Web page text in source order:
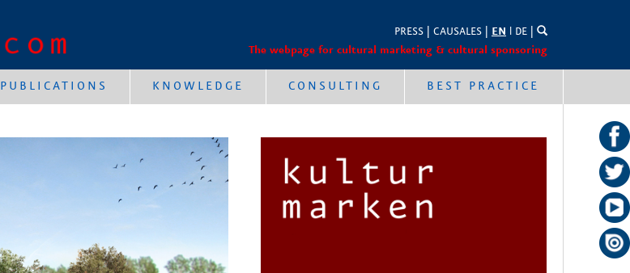
PRESS CAUSALES EN DE
The webpage for cultural marketing & cultural sponsoring
PUBLICATIONS KNOWLEDGE CONSULTING BEST PRACTICE